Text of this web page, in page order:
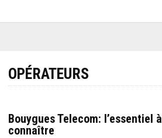
OPÉRATEURS
Bouygues Telecom: l’essentiel à
connaître